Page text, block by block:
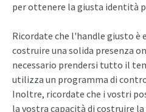
per ottenere la giusta identità
Ricordate che l'handle giusto è
costruire una solida presenza
necessario prendersi tutto il
utilizza un programma di
Inoltre, ricordate che i vostri
la vostra capacità di costruire